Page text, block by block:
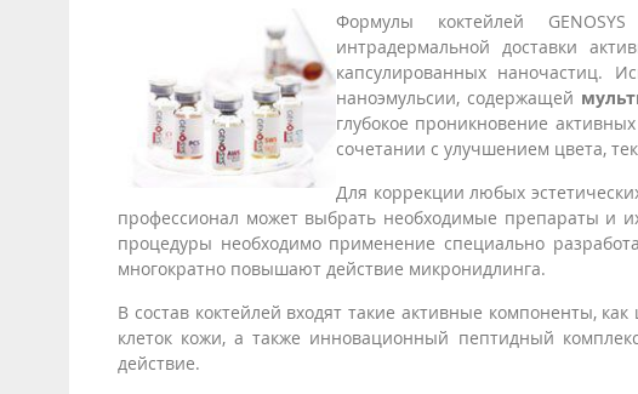
Формулы коктейлей
интрадермальной доставки
капсулированных наночастиц.
наноэмульсии, содержащей
глубокое проникновение
сочетании с улучшением цвета,
Для коррекции любых
профессионал может выбрать необходимые препараты и
процедуры необходимо применение специально
многократно повышают действие микронидлинга.
В состав коктейлей входят такие активные компоненты,
клеток кожи, а также инновационный пептидный
действие.